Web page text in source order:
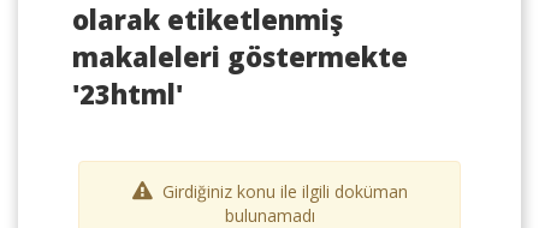
olarak etiketlenmiş
makaleleri göstermekte
'23html'
Girdiğiniz konu ile ilgili doküman
bulunamadı